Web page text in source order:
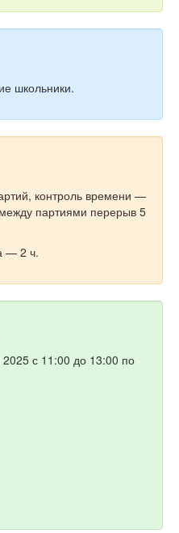
школьники.
контроль времени —
партиями перерыв 5
— 2 ч.
с 11:00 до 13:00 по